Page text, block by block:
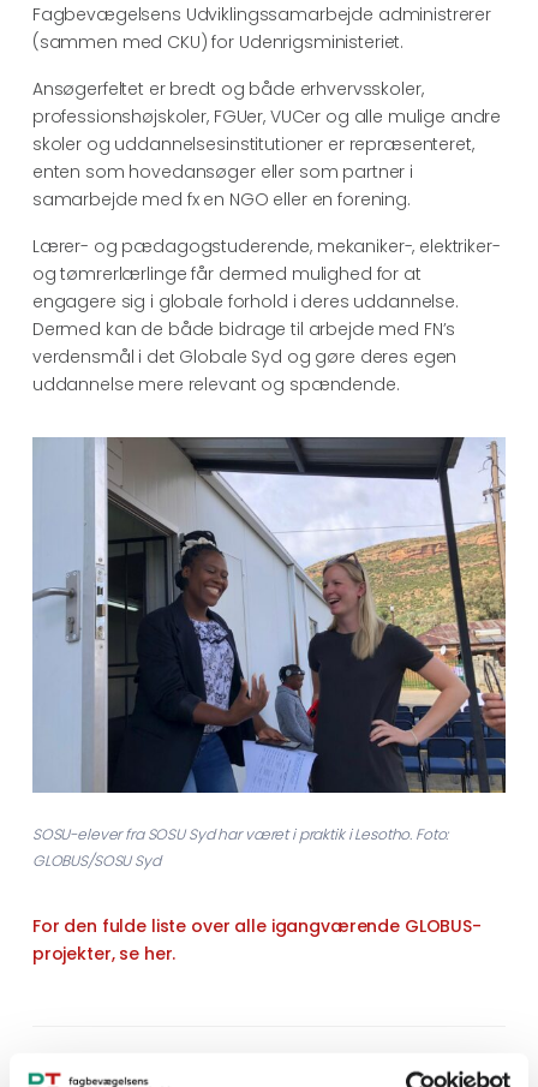
Fagbevægelsens Udviklingssamarbejde administrerer
(sammen med CKU) for Udenrigsministeriet.
Ansøgerfeltet er bredt og både erhvervsskoler,
professionshøjskoler, FGUer, VUCer og alle mulige andre
skoler og uddannelsesinstitutioner er repræsenteret,
enten som hovedansøger eller som partner i
samarbejde med fx en NGO eller en forening.
Lærer- og pædagogstuderende, mekaniker-, elektriker-
og tømrerlærlinge får dermed mulighed for at
engagere sig i globale forhold i deres uddannelse.
Dermed kan de både bidrage til arbejde med FN’s
verdensmål i det Globale Syd og gøre deres egen
uddannelse mere relevant og spændende.
SOSU-elever fra SOSU Syd har været i praktik i Lesotho. Foto:
GLOBUS/SOSU Syd
For den fulde liste over alle igangværende GLOBUS-
projekter, se her.